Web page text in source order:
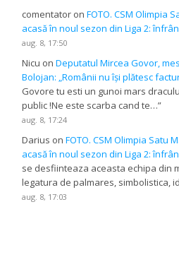
comentator onFOTO. CSM Olimpia
acasă în noul sezon din Liga 2:
aug. 8, 17:50
Nicu onDeputatul Mircea Govor,
Bolojan: „Românii nu își plătesc
Govore tu esti un gunoi mars
public !Ne este scarba cand te…”
aug. 8, 17:24
Darius onFOTO. CSM Olimpia Satu
acasă în noul sezon din Liga 2:
se desfiinteaza aceasta echipa din
legatura de palmares, simbolistica,
aug. 8, 17:03